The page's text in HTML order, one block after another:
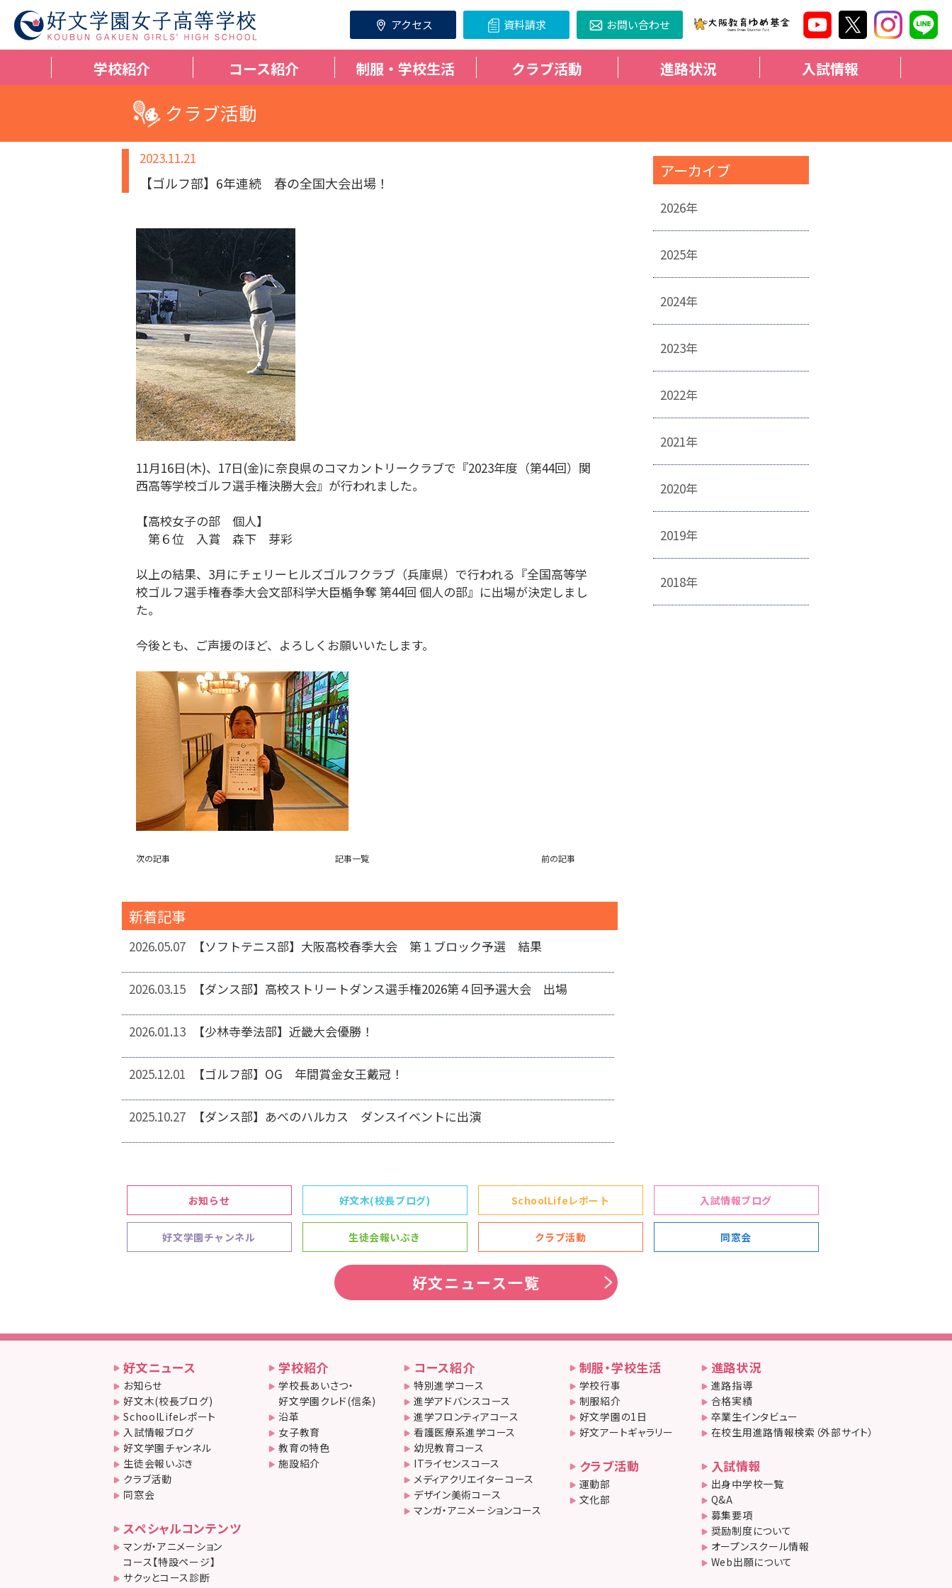
アクセス 資料請求 お問い合わせ
学校紹介 コース紹介 制服・学校生活 クラブ活動 進路状況 入試情報
クラブ活動
2023.11.21
【ゴルフ部】6年連続 春の全国大会出場！
11月16日(木)、17日(金)に奈良県のコマカントリークラブで『2023年度（第44回）関
西高等学校ゴルフ選手権決勝大会』が行われました。
【高校女子の部 個人】
第６位 入賞 森下 芽彩
以上の結果、3月にチェリーヒルズゴルフクラブ（兵庫県）で行われる『全国高等学
校ゴルフ選手権春季大会文部科学大臣楯争奪 第44回 個人の部』に出場が決定しまし
た。
今後とも、ご声援のほど、よろしくお願いいたします。
次の記事 記事一覧 前の記事
新着記事
2026.05.07 【ソフトテニス部】大阪高校春季大会 第１ブロック予選 結果
2026.03.15 【ダンス部】高校ストリートダンス選手権2026第４回予選大会 出場
2026.01.13 【少林寺拳法部】近畿大会優勝！
2025.12.01 【ゴルフ部】OG 年間賞金女王戴冠！
2025.10.27 【ダンス部】あべのハルカス ダンスイベントに出演
アーカイブ
2026年
2025年
2024年
2023年
2022年
2021年
2020年
2019年
2018年
お知らせ 好文木(校長ブログ) SchoolLifeレポート 入試情報ブログ
好文学園チャンネル 生徒会報いぶき クラブ活動 同窓会
好文ニュース一覧
好文ニュース
お知らせ
好文木(校長ブログ)
SchoolLifeレポート
入試情報ブログ
好文学園チャンネル
生徒会報いぶき
クラブ活動
同窓会
スペシャルコンテンツ
マンガ・アニメーション
コース【特設ページ】
サクッとコース診断
学校紹介
学校長あいさつ・
好文学園クレド(信条)
沿革
女子教育
教育の特色
施設紹介
コース紹介
特別進学コース
進学アドバンスコース
進学フロンティアコース
看護医療系進学コース
幼児教育コース
ITライセンスコース
メディアクリエイターコース
デザイン美術コース
マンガ・アニメーションコース
制服・学校生活
学校行事
制服紹介
好文学園の1日
好文アートギャラリー
クラブ活動
運動部
文化部
進路状況
進路指導
合格実績
卒業生インタビュー
在校生用進路情報検索（外部サイト）
入試情報
出身中学校一覧
Q&A
募集要項
奨励制度について
オープンスクール情報
Web出願について